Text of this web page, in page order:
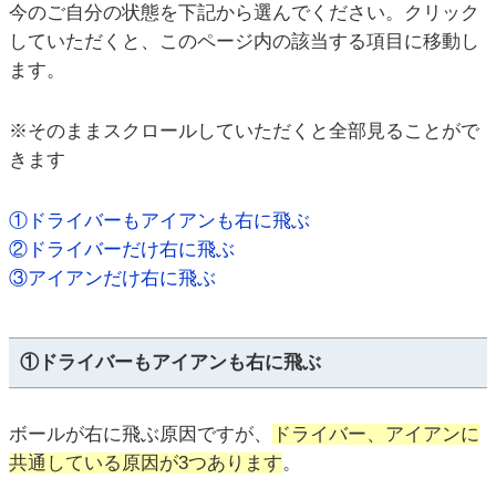
今のご自分の状態を下記から選んでください。クリック
していただくと、このページ内の該当する項目に移動し
ます。
※そのままスクロールしていただくと全部見ることがで
きます
①ドライバーもアイアンも右に飛ぶ
②ドライバーだけ右に飛ぶ
③アイアンだけ右に飛ぶ
①ドライバーもアイアンも右に飛ぶ
ボールが右に飛ぶ原因ですが、
ドライバー、アイアンに
共通している原因が3つあります。